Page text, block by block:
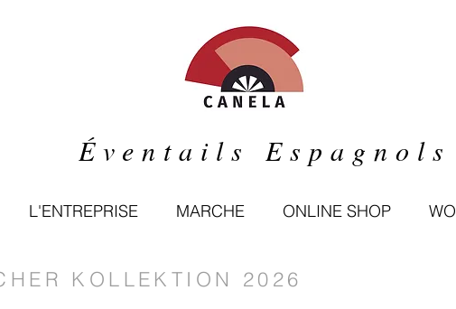
Éventails Espagnols
L'ENTREPRISE MARCHE ONLINE SHOP
KOLLEKTION 2026